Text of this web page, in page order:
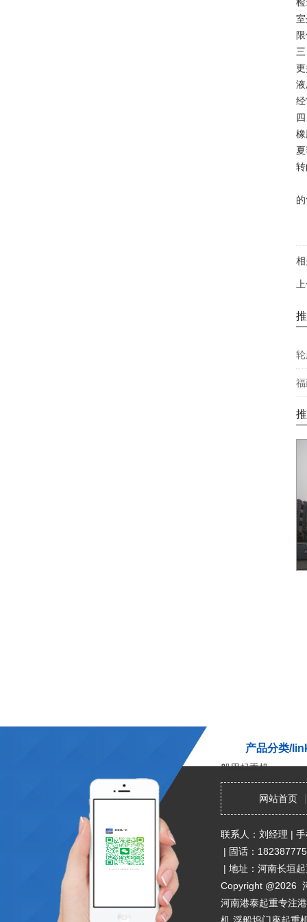
相
产品分类/
船用起重机
网站首页
联系人：刘经理 |
| 固话：
| 地址：河南长垣
Copyright @2026
河南港泰起重专注